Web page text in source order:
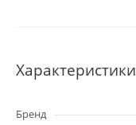
Характеристики
Бренд